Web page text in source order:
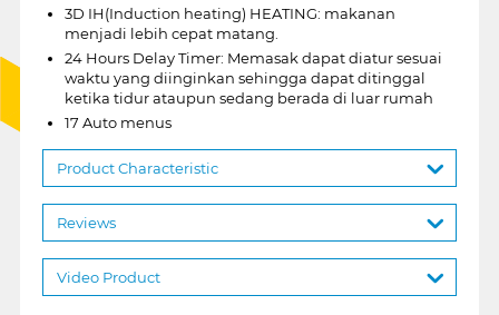
3D IH(Induction heating) HEATING: makanan
menjadi lebih cepat matang.
24 Hours Delay Timer: Memasak dapat diatur sesuai
waktu yang diinginkan sehingga dapat ditinggal
ketika tidur ataupun sedang berada di luar rumah
17 Auto menus
Product Characteristic
Reviews
Video Product